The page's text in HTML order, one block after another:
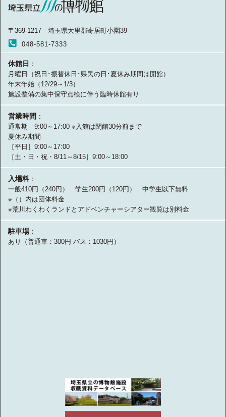
〒369-1217 埼玉県大里郡寄居町小園39
048-581-7333
休館日 ：
月曜日（祝日･振替休日･県民の日･夏休み期間は開館）
年末年始（12/29～1/3）
施設整備の集中保守点検に伴う臨時休館有り
営業時間 ：
通常期 9:00～17:00 ※入館は閉館30分前まで
夏休み期間
［平日］9:00～17:00
［土・日・祝・8/11～8/15］9:00～18:00
入場料：
一般410円（240円） 学生200円（120円） 中学生以下無料
※（）内は団体料金
※荒川わくわくランドとアドベンチャーシアター観覧は別料金
駐車場：
あり（普通車：300円 バス：1030円）